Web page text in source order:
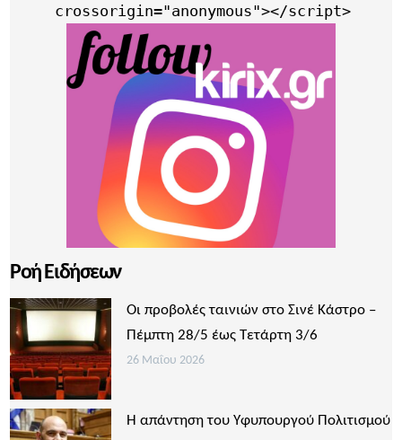
     crossorigin="anonymous"></script>
Ροή Ειδήσεων
Οι προβολές ταινιών στο Σινέ Κάστρο –
Πέμπτη 28/5 έως Τετάρτη 3/6
26 Μαΐου 2026
Η απάντηση του Υφυπουργού Πολιτισμού